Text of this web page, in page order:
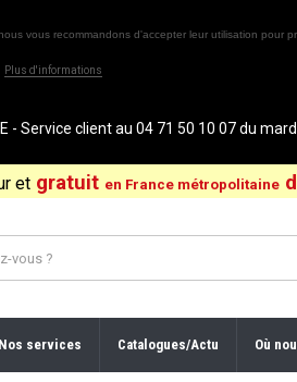
vous recommandons d'accepter leur utilisation pour
Plus d'informations
- Service client au 04 71 50 10 07 du
et gratuit en France métropolitaine
Nos services Catalogues/Actu Où